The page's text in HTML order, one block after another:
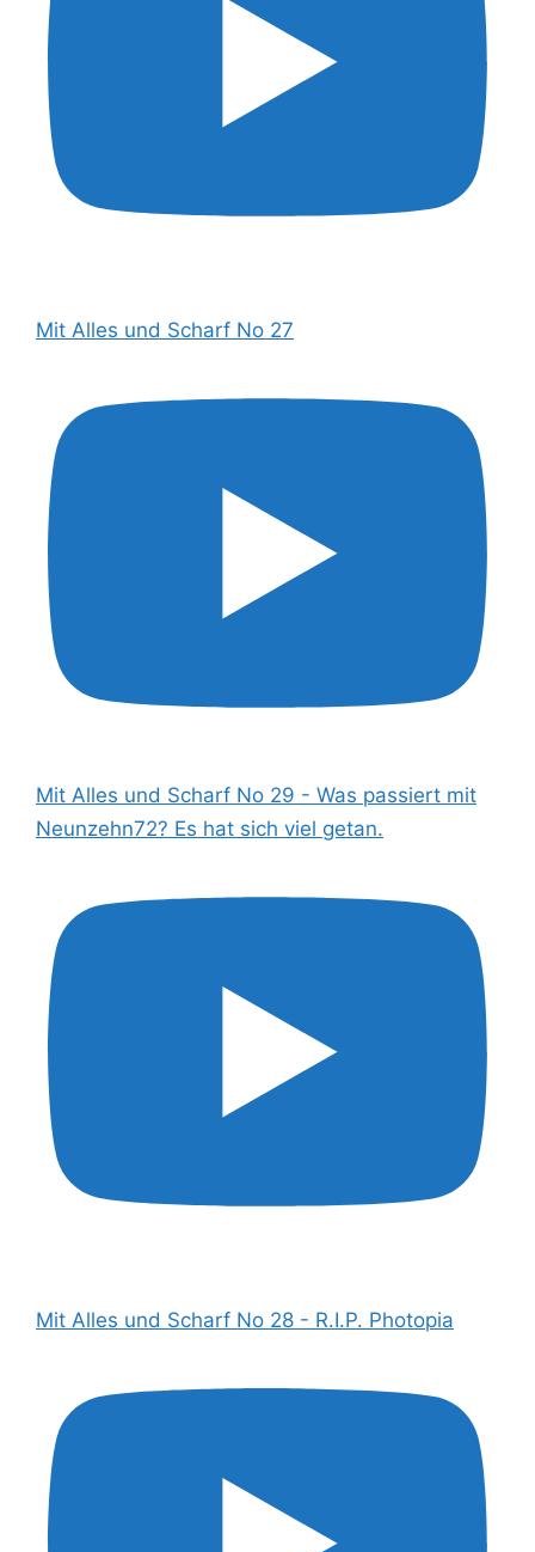
Mit Alles und Scharf No 27
Mit Alles und Scharf No 29 - Was passiert mit
Neunzehn72? Es hat sich viel getan.
Mit Alles und Scharf No 28 - R.I.P. Photopia